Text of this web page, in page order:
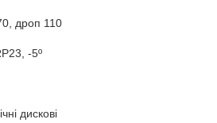
дроп 110
-5º
дискові